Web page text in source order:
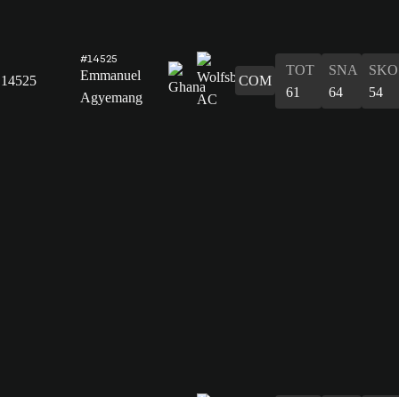
14525
#14525
Emmanuel
Agyemang
COM
TOT
61
SNA
64
SKO
54